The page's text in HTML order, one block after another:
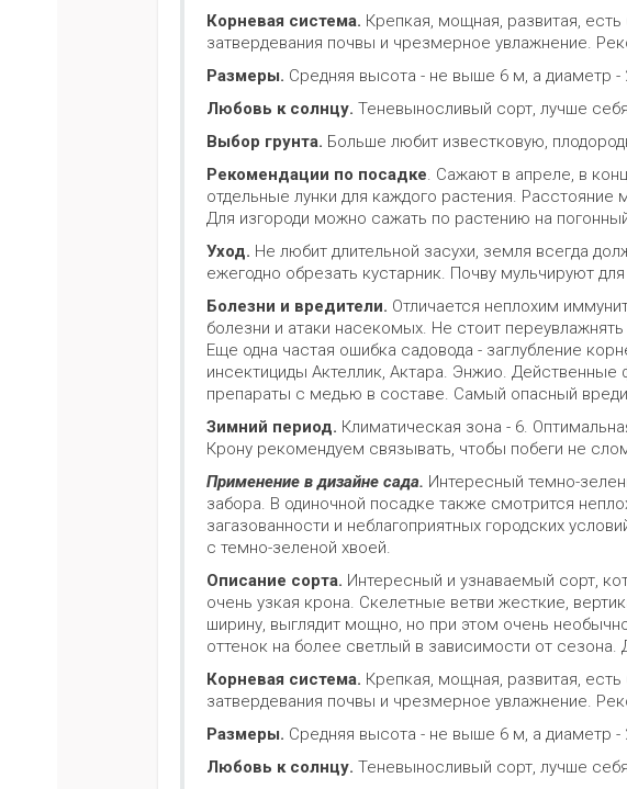
Корневая система. Крепкая, мощная, развитая,
затвердевания почвы и чрезмерное увлажнение.
Размеры. Средняя высота - не выше 6 м, а диаметр -
Любовь к солнцу. Теневыносливый сорт, лучше
Выбор грунта. Больше любит известковую,
Рекомендации по посадке. Сажают в апреле, в
отдельные лунки для каждого растения.
Для изгороди можно сажать по растению на
Уход. Не любит длительной засухи, земля всегда
ежегодно обрезать кустарник. Почву мульчируют
Болезни и вредители. Отличается неплохим
болезни и атаки насекомых. Не стоит
Еще одна частая ошибка садовода - заглубление
инсектициды Актеллик, Актара. Энжио.
препараты с медью в составе. Самый опасный
Зимний период. Климатическая зона - 6.
Крону рекомендуем связывать, чтобы побеги не
Применение в дизайне сада. Интересный темно-
забора. В одиночной посадке также смотрится
загазованности и неблагоприятных городских
с темно-зеленой хвоей.
Описание сорта. Интересный и узнаваемый сорт,
очень узкая крона. Скелетные ветви жесткие,
ширину, выглядит мощно, но при этом очень
оттенок на более светлый в зависимости от
Корневая система. Крепкая, мощная, развитая,
затвердевания почвы и чрезмерное увлажнение.
Размеры. Средняя высота - не выше 6 м, а диаметр -
Любовь к солнцу. Теневыносливый сорт, лучше